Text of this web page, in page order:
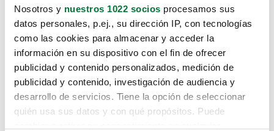
Nosotros y nuestros 1022 socios procesamos sus
datos personales, p.ej., su dirección IP, con tecnologías
como las cookies para almacenar y acceder la
información en su dispositivo con el fin de ofrecer
publicidad y contenido personalizados, medición de
publicidad y contenido, investigación de audiencia y
desarrollo de servicios. Tiene la opción de seleccionar
quién usa sus datos y con qué propósitos. Puede
Lo sentimos, no sabemos como
te hemos traido hasta aquí.
Pero puedes encontrar el coche que estás
buscando en alguno de estos enlaces: